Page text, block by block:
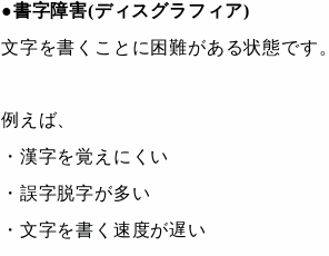
●書字障害(ディスグラフィア)
文字を書くことに困難がある状態です。
例えば、
・漢字を覚えにくい
・誤字脱字が多い
・文字を書く速度が遅い